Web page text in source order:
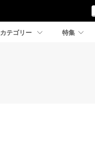
カテゴリー 特集